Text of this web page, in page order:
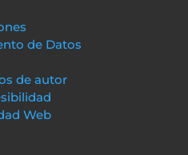
de Datos
de autor
Web